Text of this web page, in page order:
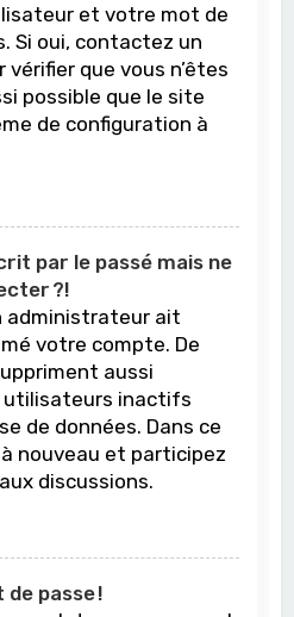
et votre mot de
Si oui, contactez un
que vous n’êtes
possible que le site
de configuration à
par le passé mais ne
?!
administrateur ait
votre compte. De
aussi
utilisateurs inactifs
de données. Dans ce
nouveau et participez
discussions.
de passe !